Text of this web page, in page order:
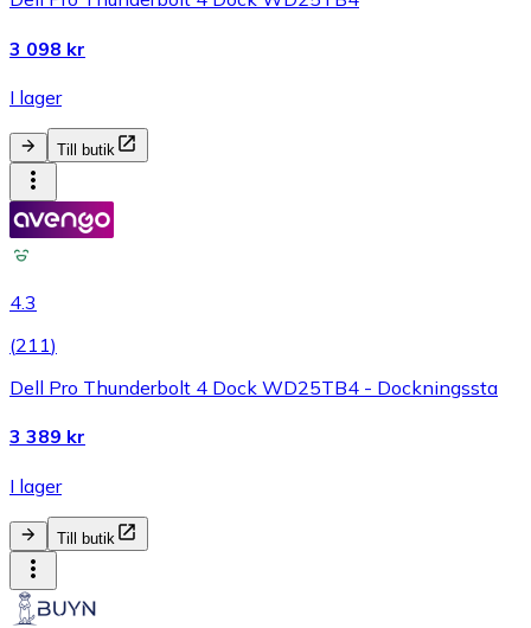
3 098 kr
I lager
Till butik
4.3
(211)
Dell Pro Thunderbolt 4 Dock WD25TB4 - Dockningssta
3 389 kr
I lager
Till butik